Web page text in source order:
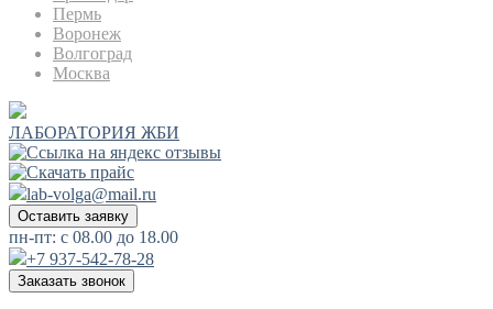
Пермь
Воронеж
Волгоград
Москва
ЛАБОРАТОРИЯ ЖБИ
lab-volga@mail.ru
Оставить заявку
пн-пт: с 08.00 до 18.00
+7 937-542-78-28
Заказать звонок